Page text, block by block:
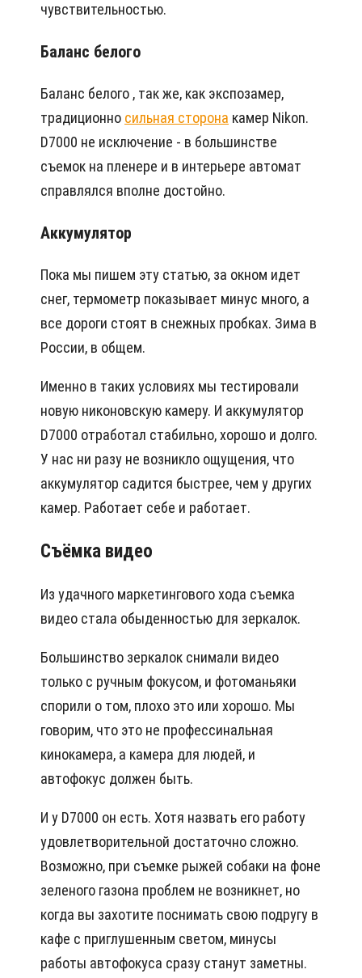
чувствительностью.
Баланс белого
Баланс белого , так же, как экспозамер,
традиционно сильная сторона камер Nikon.
D7000 не исключение - в большинстве
съемок на пленере и в интерьере автомат
справлялся вполне достойно.
Аккумулятор
Пока мы пишем эту статью, за окном идет
снег, термометр показывает минус много, а
все дороги стоят в снежных пробках. Зима в
России, в общем.
Именно в таких условиях мы тестировали
новую никоновскую камеру. И аккумулятор
D7000 отработал стабильно, хорошо и долго.
У нас ни разу не возникло ощущения, что
аккумулятор садится быстрее, чем у других
камер. Работает себе и работает.
Съёмка видео
Из удачного маркетингового хода съемка
видео стала обыденностью для зеркалок.
Большинство зеркалок снимали видео
только с ручным фокусом, и фотоманьяки
спорили о том, плохо это или хорошо. Мы
говорим, что это не профессинальная
кинокамера, а камера для людей, и
автофокус должен быть.
И у D7000 он есть. Хотя назвать его работу
удовлетворительной достаточно сложно.
Возможно, при съемке рыжей собаки на фоне
зеленого газона проблем не возникнет, но
когда вы захотите поснимать свою подругу в
кафе c приглушенным светом, минусы
работы автофокуса сразу станут заметны.